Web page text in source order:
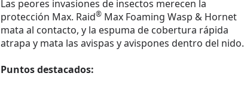
Las peores invasiones de insectos merecen la
protección Max. Raid® Max Foaming Wasp & Hornet
mata al contacto, y la espuma de cobertura rápida
atrapa y mata las avispas y avispones dentro del nido.
Puntos destacados: